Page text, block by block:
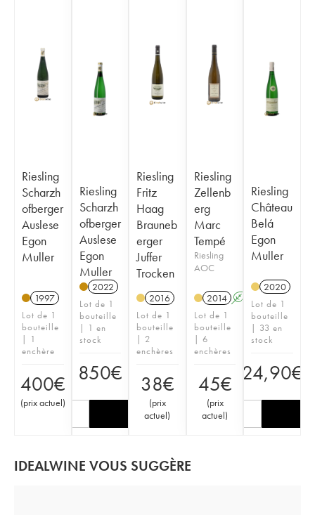
Riesling
Scharzh
ofberger
Auslese
Egon
Muller
1997
Lot de 1
bouteille
| 1
enchère
400€
(prix actuel)
Riesling
Scharzh
ofberger
Auslese
Egon
Muller
2022
Lot de 1
bouteille
| 1 en
stock
850€
Riesling
Fritz
Haag
Brauneb
erger
Juffer
Trocken
2016
Lot de 1
bouteille
| 2
enchères
38€
(prix
actuel)
Riesling
Zellenb
erg
Marc
Tempé
Riesling
AOC
2014 A
Lot de 1
bouteille
| 6
enchères
45€
(prix
actuel)
Riesling
Château
Belá
Egon
Muller
2020
Lot de 1
bouteille
| 33 en
stock
24,90€
IDEALWINE VOUS SUGGÈRE